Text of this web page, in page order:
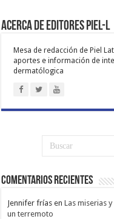
Acerca de Editores PIEL-L
Mesa de redacción de Piel
aportes e información de
dermatólogica
Comentarios Recientes
Jennifer frías enLas miserias
un terremoto